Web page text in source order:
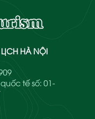
HÀ NỘI
tế số: 01-